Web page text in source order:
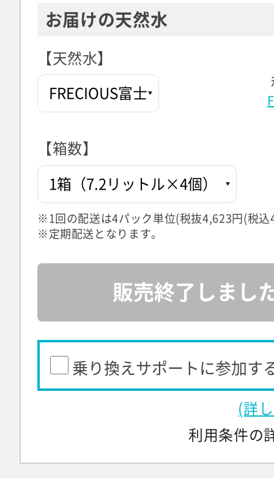
お届けの天然水
【天然水】
【箱数】
※1回の配送は4パック単位(税抜4,623円(税込
※定期配送となります。
販売終了しまし
乗り換えサポートに参加す
(詳
利用条件の